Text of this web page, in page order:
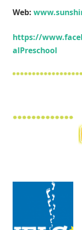
Web:
https://
alPreschool